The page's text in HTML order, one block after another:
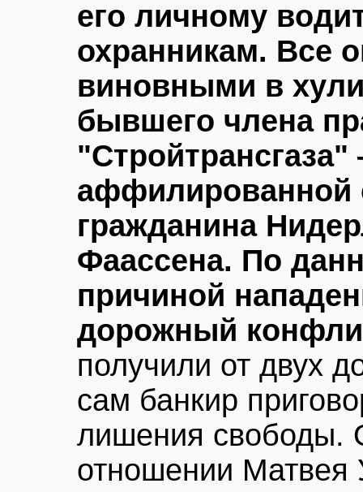
его личному
охранникам. Все
виновными в
бывшего члена
гражданина
Фаассена. По
причиной
дорожный
получили от двух
сам банкир
лишения свободы.
отношении Матвея